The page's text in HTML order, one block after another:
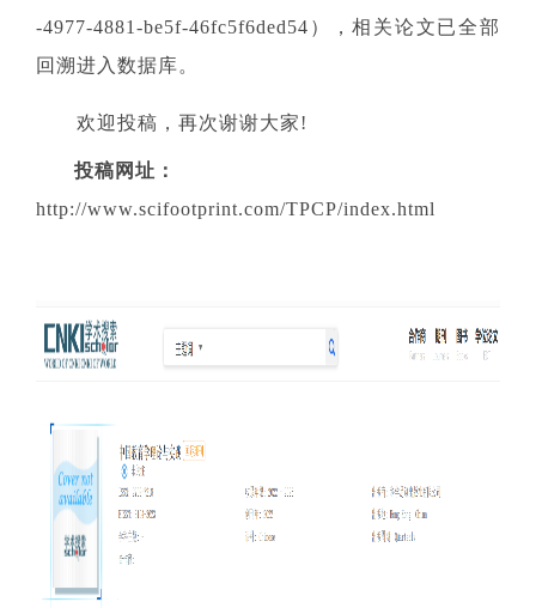
-4977-4881-be5f-46fc5f6ded54），相关论文已全部
回溯进入数据库。
欢迎投稿，再次谢谢大家!
投稿网址：
http://www.scifootprint.com/TPCP/index.html